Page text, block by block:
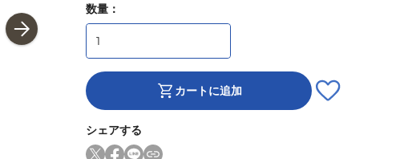
数量：
カートに追加
シェアする